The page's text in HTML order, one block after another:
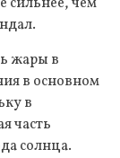
жары в
в основном
в
часть
солнца.